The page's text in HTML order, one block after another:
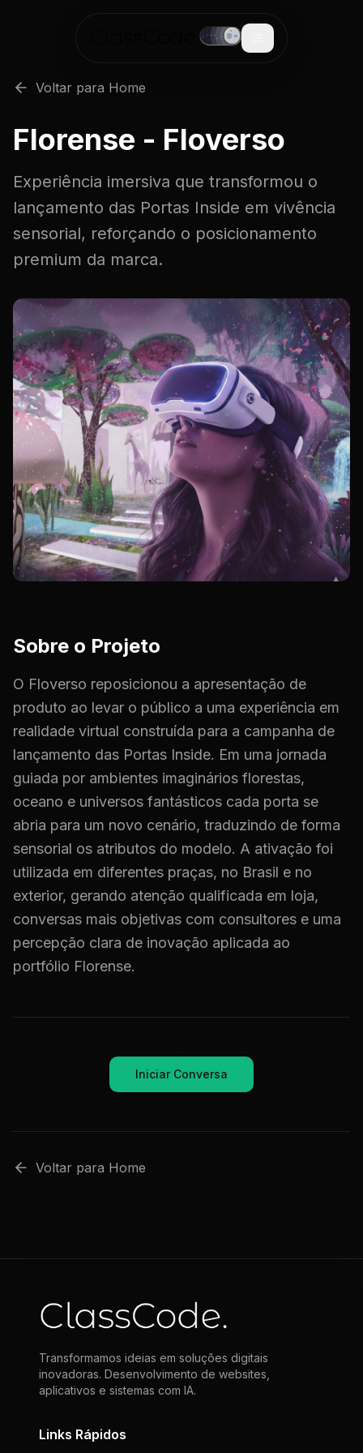
Voltar para Home
Florense - Floverso
Experiência imersiva que transformou o
lançamento das Portas Inside em vivência
sensorial, reforçando o posicionamento
premium da marca.
Sobre o Projeto
O Floverso reposicionou a apresentação de
produto ao levar o público a uma experiência em
realidade virtual construída para a campanha de
lançamento das Portas Inside. Em uma jornada
guiada por ambientes imaginários florestas,
oceano e universos fantásticos cada porta se
abria para um novo cenário, traduzindo de forma
sensorial os atributos do modelo. A ativação foi
utilizada em diferentes praças, no Brasil e no
exterior, gerando atenção qualificada em loja,
conversas mais objetivas com consultores e uma
percepção clara de inovação aplicada ao
portfólio Florense.
Iniciar Conversa
Voltar para Home
Transformamos ideias em soluções digitais
inovadoras. Desenvolvimento de websites,
aplicativos e sistemas com IA.
Links Rápidos